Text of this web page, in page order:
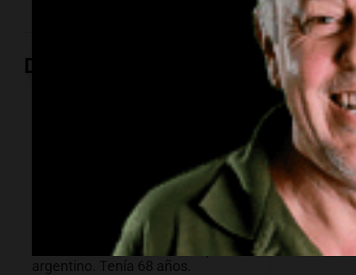
Deportes
Estaba internado en Rosario y su
cuadro se había agravado durante
los últimos dos días. Newell’s
despidió al empresario, una figura
decisiva en la carrera del capitán
argentino. Tenía 68 años.
Deportes
Jorge
padre